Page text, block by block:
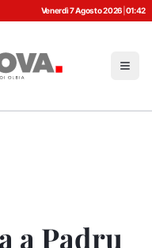
Venerdì 7 Agosto 2026 01:42
a Padru